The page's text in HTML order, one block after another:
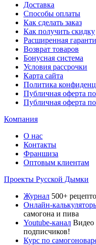
Доставка
Способы оплаты
Как сделать заказ
Как получить скидку
Расширенная
Возврат товаров
Бонусная система
Условия рассрочки
Карта сайта
Политика
Публичная оферта
Публичная оферта
Компания
О нас
Контакты
Франшиза
Оптовым клиентам
Проекты Русской Дымки
Журнал 500+
Онлайн-
самогона и пива
Youtube-канал Видео
подписчиков!
Курс по